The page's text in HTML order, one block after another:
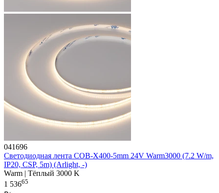
041696
Светодиодная лента COB-X400-5mm 24V Warm3000 (7.2 W/m,
IP20, CSP, 5m) (Arlight, -)
Warm | Тёплый 3000 K
1 53665